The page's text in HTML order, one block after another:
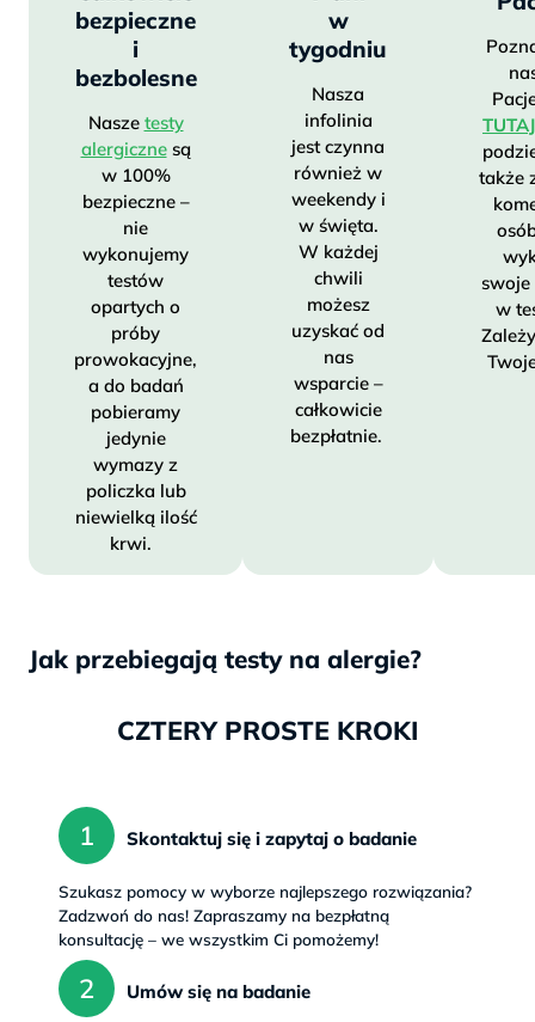
nie mogących odstawić
leków
antyhistaminowych lub sterydowych
na czas testu alergicznego (inne testy
alergiczne tego wymagają).
bezpieczne
i
bezbolesne
Nasze testy
alergicznesą
w 100%
bezpieczne –
nie
wykonujemy
testów
opartych o
próby
prowokacyjne,
a do badań
pobieramy
jedynie
wymazy z
policzka lub
niewielką ilość
krwi.
w
tygodniu
Nasza
infolinia
jest czynna
również w
weekendy i
w święta.
W każdej
chwili
możesz
uzyskać od
nas
wsparcie –
całkowicie
bezpłatnie.
TUTAJ
także
w
Jak przebiegają testy na alergie?
CZTERY PROSTE KROKI
Skontaktuj się i zapytaj o badanie
Szukasz pomocy w wyborze najlepszego rozwiązania?
Zadzwoń do nas! Zapraszamy na bezpłatną
konsultację – we wszystkim Ci pomożemy!
Umów się na badanie